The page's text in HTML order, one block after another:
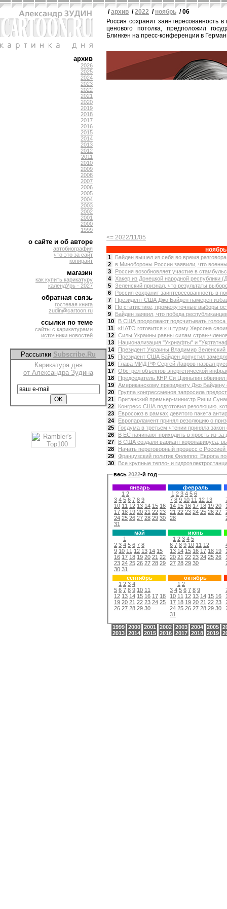
архив
2026
2025
2024
2023
2022
2021
2020
2019
2018
2017
2016
2015
2014
2013
2012
2011
2010
2009
2008
2007
2006
2005
2004
2003
2002
2001
2000
1999
о сайте и об авторе
автобиография
что это за сайт
копирайт
магазин
как купить карикатуру
календУрь - 2027
обратная связь
гостевая книга
zudin@cartoon.ru
ссылки по теме
сайты с карикатурами
источники новостей
Рассылки Subscribe.Ru
Карикатура дня
от Александра Зудина
/архив /2022 / ноябрь / 06
Россия сохранит заинтересованность
ценового потолка, предположил
Блинкен на пресс-конференции в
<= 2022/11/05
1
Байден вышел из себя во время
2
в Минобороны России заявили, что
3
Россия возобновляет участие в
4
Хакер из Донецкой народной республики
5
Зеленский признал, что результаты
6
Россия сохранит заинтересованность в
7
Президент США Джо Байден намерен
8
По статистике, промежуточные выборы
9
Байден заявил, что победа
10
В США продолжают подсчитывать
11
«НАТО готовится к штурму Херсона
12
Силы Украины равны силам стран-
13
Национализация "Укрнафты" и
14
Президент Украины Владимир
15
Президент США Байден допустил
16
Глава МИД РФ Сергей Лавров назвал
17
Обстрел объектов энергетической
18
Председатель КНР Си Цзиньпин обвинил
19
Американскому президенту Джо Байдену
20
Группа конгрессменов запросила
21
Британский премьер-министр Риши
22
Конгресс США подготовил резолюцию,
23
Евросоюз в рамках девятого пакета
24
Европарламент принял резолюцию о
25
Госдума в третьем чтении приняла
26
В ЕС начинают приходить в ярость из-за
27
В США создали вариант коронавируса,
28
Начать переговорный процесс с
29
Французский политик Филиппо: Европа
30
Все крупные тепло- и
весь 2022-й год
январь
1 2
3 4 5 6 7 8 9
10 11 12 13 14 15 16
17 18 19 20 21 22 23
24 25 26 27 28 29 30
31
февраль
1 2 3 4 5 6
7 8 9 10 11 12 13
14 15 16 17 18 19 20
21 22 23 24 25 26 27
28
май
1
2 3 4 5 6 7 8
9 10 11 12 13 14 15
16 17 18 19 20 21 22
23 24 25 26 27 28 29
30 31
июнь
1 2 3 4 5
6 7 8 9 10 11 12
13 14 15 16 17 18 19
20 21 22 23 24 25 26
27 28 29 30
сентябрь
1 2 3 4
5 6 7 8 9 10 11
12 13 14 15 16 17 18
19 20 21 22 23 24 25
26 27 28 29 30
октябрь
1 2
3 4 5 6 7 8 9
10 11 12 13 14 15 16
17 18 19 20 21 22 23
24 25 26 27 28 29 30
31
1999 2000 2001 2002 2003 2004 2005
2013 2014 2015 2016 2017 2018 2019